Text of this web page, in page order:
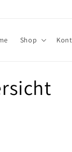
Shop